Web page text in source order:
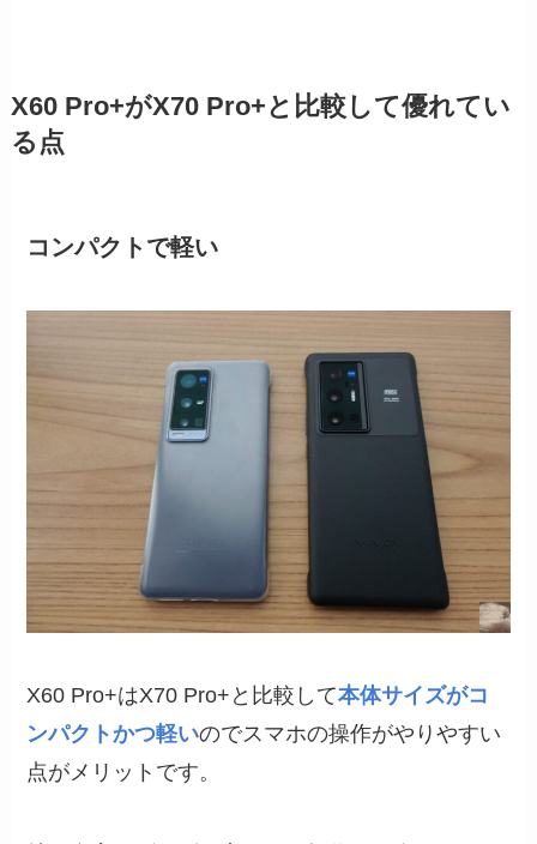
X60 Pro+がX70 Pro+と比較して優れてい
る点
コンパクトで軽い
X60 Pro+はX70 Pro+と比較して本体サイズがコ
ンパクトかつ軽いのでスマホの操作がやりやすい
点がメリットです。